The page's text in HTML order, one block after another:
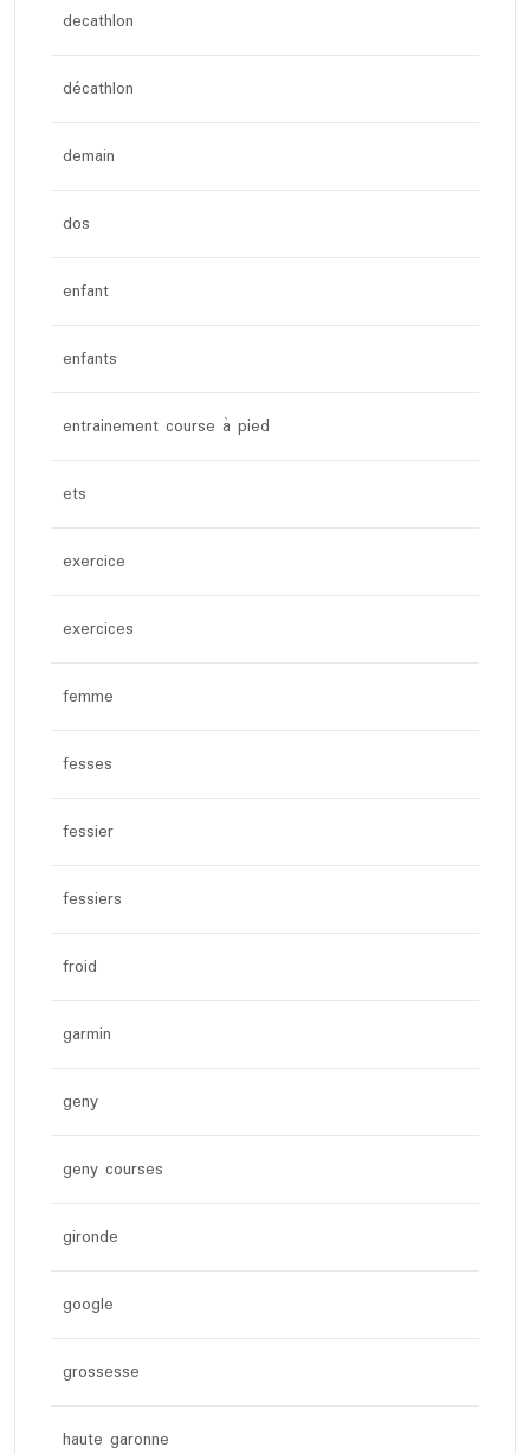
decathlon
décathlon
demain
dos
enfant
enfants
entrainement course à pied
ets
exercice
exercices
femme
fesses
fessier
fessiers
froid
garmin
geny
geny courses
gironde
google
grossesse
haute garonne